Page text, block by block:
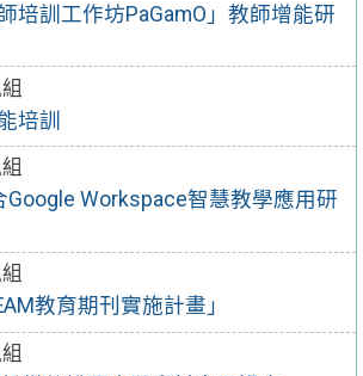
培訓工作坊PaGamO」教師增能研
培訓
Google Workspace智慧教學應用研
教育期刊實施計畫」